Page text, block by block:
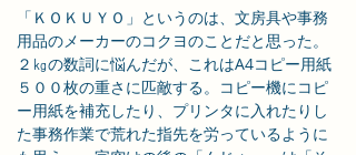
「ＫＯＫＵＹＯ」というのは、文房具や事務
用品のメーカーのコクヨのことだと思った。
２㎏の数詞に悩んだが、これはA4コピー用紙
５００枚の重さに匹敵する。コピー機にコピ
ー用紙を補充したり、プリンタに入れたりし
た事務作業で荒れた指先を労っているように